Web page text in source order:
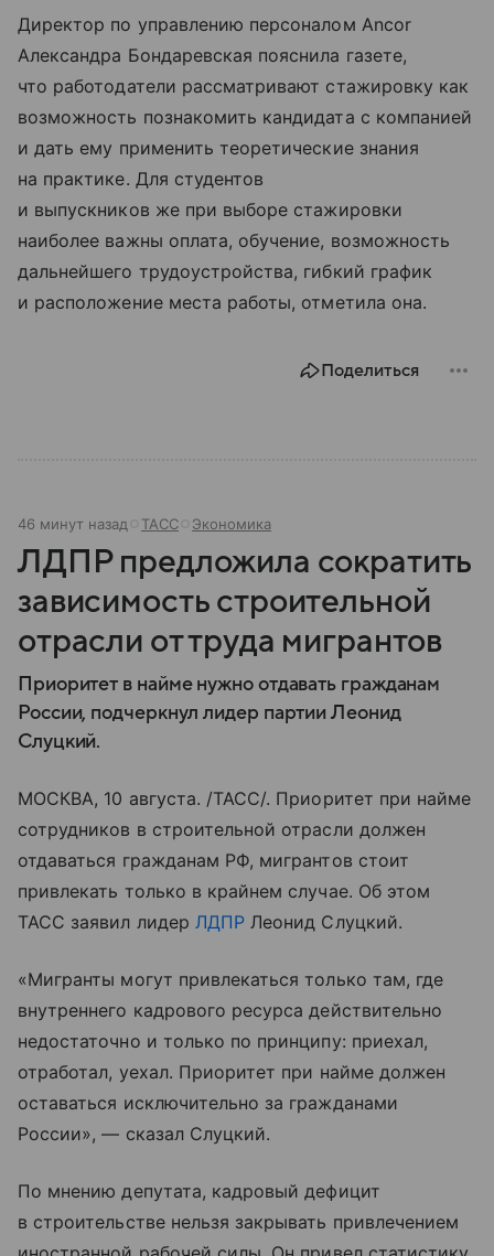
Директор по управлению персоналом Ancor
Александра Бондаревская пояснила газете,
что работодатели рассматривают стажировку как
возможность познакомить кандидата с компанией
и дать ему применить теоретические знания
на практике. Для студентов
и выпускников же при выборе стажировки
наиболее важны оплата, обучение, возможность
дальнейшего трудоустройства, гибкий график
и расположение места работы, отметила она.
Поделиться
46 минут назад ТАСС Экономика
ЛДПР предложила сократить
зависимость строительной
отрасли от труда мигрантов
Приоритет в найме нужно отдавать гражданам
России, подчеркнул лидер партии Леонид
Слуцкий.
МОСКВА, 10 августа. /ТАСС/. Приоритет при найме
сотрудников в строительной отрасли должен
отдаваться гражданам РФ, мигрантов стоит
привлекать только в крайнем случае. Об этом
ТАСС заявил лидер ЛДПР Леонид Слуцкий.
«Мигранты могут привлекаться только там, где
внутреннего кадрового ресурса действительно
недостаточно и только по принципу: приехал,
отработал, уехал. Приоритет при найме должен
оставаться исключительно за гражданами
России», — сказал Слуцкий.
По мнению депутата, кадровый дефицит
в строительстве нельзя закрывать привлечением